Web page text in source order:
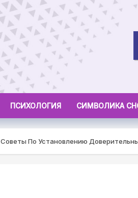
ПСИХОЛОГИЯ СИМВОЛИКА
Советы По Установлению